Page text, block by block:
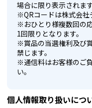
場合に限り表示されます
※QRコードは株式会社
※おひとり様複数回の
1回限りとなります。
※賞品の当選権利及び
禁じます。
※通信料はお客様のご
い。
個人情報取り扱いにつ